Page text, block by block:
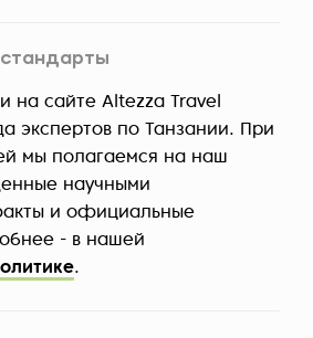
на сайте Altezza Travel
экспертов по Танзании. При
мы полагаемся на наш
научными
и официальные
- в нашей
.